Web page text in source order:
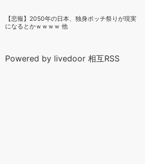
【悲報】2050年の日本、独身ボッチ祭りが現実
になるとかｗｗｗｗ 他
Powered by livedoor 相互RSS